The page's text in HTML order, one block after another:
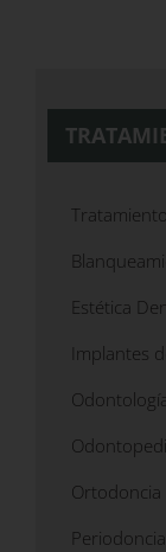
Estética
Implantes
Ortodoncia